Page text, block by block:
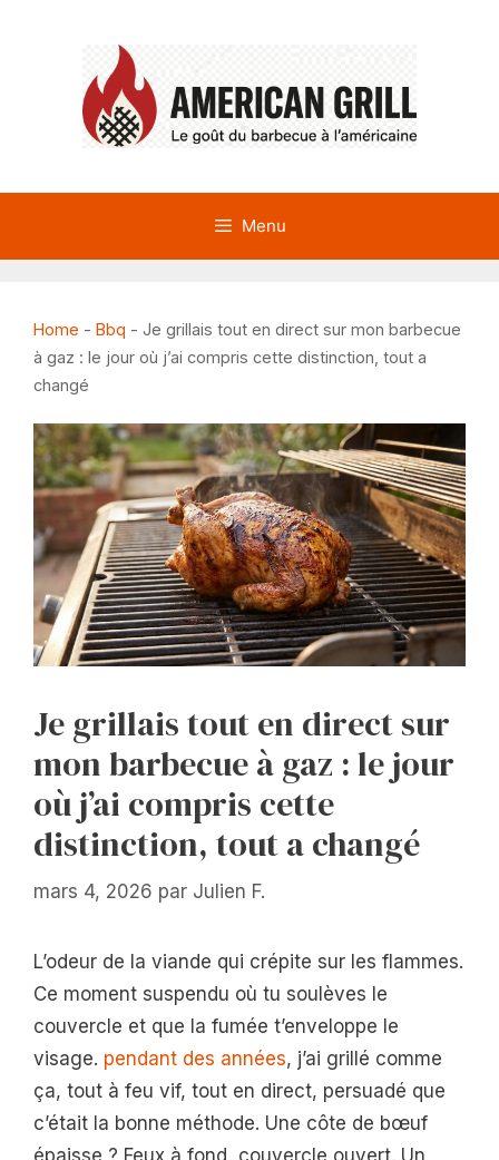
Menu
Home - Bbq - Je grillais tout en direct sur mon barbecue
à gaz : le jour où j’ai compris cette distinction, tout a
changé
Je grillais tout en direct sur
mon barbecue à gaz : le jour
où j’ai compris cette
distinction, tout a changé
mars 4, 2026 par Julien F.
L’odeur de la viande qui crépite sur les flammes.
Ce moment suspendu où tu soulèves le
couvercle et que la fumée t’enveloppe le
visage. pendant des années, j’ai grillé comme
ça, tout à feu vif, tout en direct, persuadé que
c’était la bonne méthode. Une côte de bœuf
épaisse ? Feux à fond, couvercle ouvert. Un